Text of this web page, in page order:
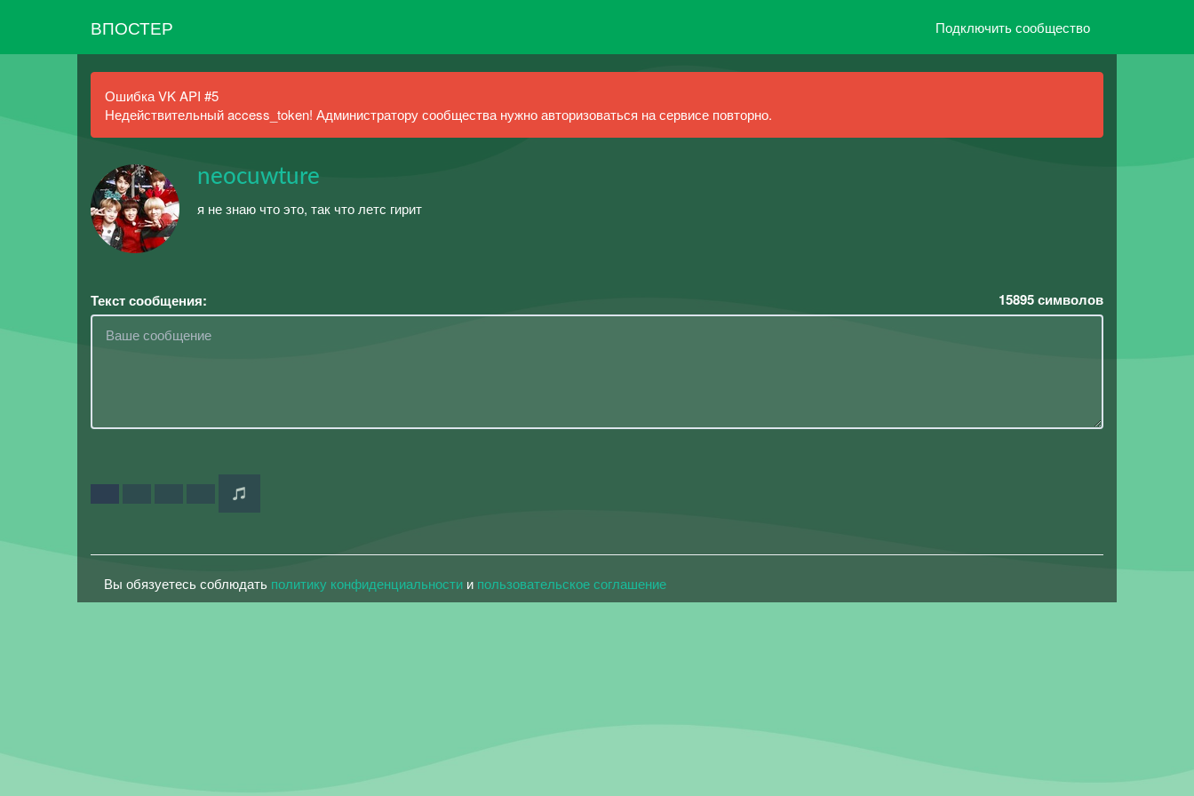
ВПОСТЕР Подключить сообщество
Ошибка VK API #5
Недействительный access_token! Администратору сообщества нужно авторизоваться на сервисе повторно.
neocuwture
я не знаю что это, так что летс гирит
Текст сообщения: 15895символов
Вы обязуетесь соблюдать политику конфиденциальности и пользовательское соглашение